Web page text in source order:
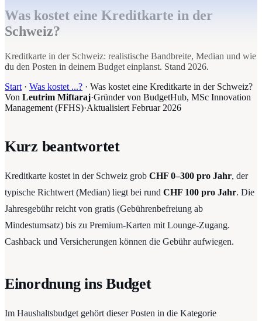
Was kostet eine Kreditkarte in der
Schweiz?
Kreditkarte in der Schweiz: realistische Bandbreite, Median und wie
du den Posten in deinem Budget einplanst. Stand 2026.
Start · Was kostet ...? · Was kostet eine Kreditkarte in der Schweiz?
Von Leutrim Miftaraj·Gründer von BudgetHub, MSc Innovation
Management (FFHS)·Aktualisiert Februar 2026
Kurz beantwortet
Kreditkarte kostet in der Schweiz grob CHF 0–300 pro Jahr, der
typische Richtwert (Median) liegt bei rund CHF 100 pro Jahr. Die
Jahresgebühr reicht von gratis (Gebührenbefreiung ab
Mindestumsatz) bis zu Premium-Karten mit Lounge-Zugang.
Cashback und Versicherungen können die Gebühr aufwiegen.
Einordnung ins Budget
Im Haushaltsbudget gehört dieser Posten in die Kategorie